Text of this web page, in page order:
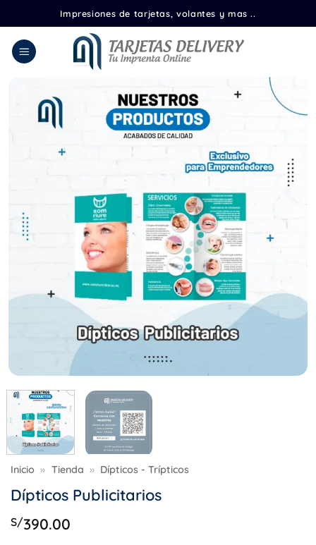
al
contenido
Impresiones de tarjetas, volantes y mas ..
Inicio » Tienda » Dípticos - Trípticos
Dípticos Publicitarios
S/390.00